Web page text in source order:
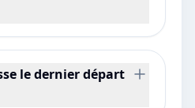
le dernier départ